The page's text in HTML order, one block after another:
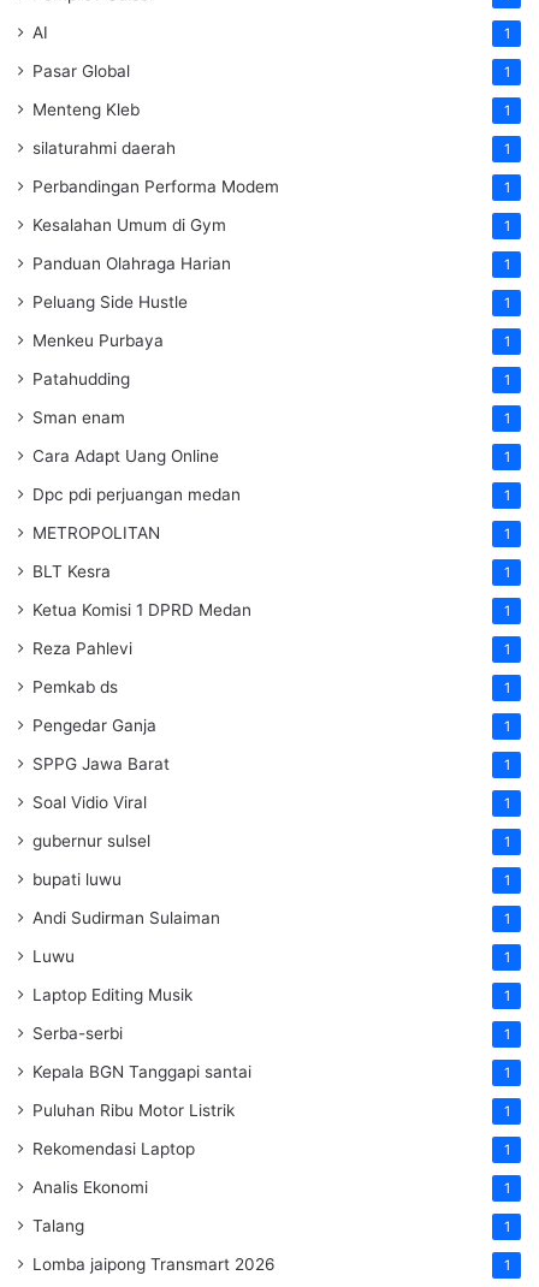
AI 1
Pasar Global 1
Menteng Kleb 1
silaturahmi daerah 1
Perbandingan Performa Modem 1
Kesalahan Umum di Gym 1
Panduan Olahraga Harian 1
Peluang Side Hustle 1
Menkeu Purbaya 1
Patahudding 1
Sman enam 1
Cara Adapt Uang Online 1
Dpc pdi perjuangan medan 1
METROPOLITAN 1
BLT Kesra 1
Ketua Komisi 1 DPRD Medan 1
Reza Pahlevi 1
Pemkab ds 1
Pengedar Ganja 1
SPPG Jawa Barat 1
Soal Vidio Viral 1
gubernur sulsel 1
bupati luwu 1
Andi Sudirman Sulaiman 1
Luwu 1
Laptop Editing Musik 1
Serba-serbi 1
Kepala BGN Tanggapi santai 1
Puluhan Ribu Motor Listrik 1
Rekomendasi Laptop 1
Analis Ekonomi 1
Talang 1
Lomba jaipong Transmart 2026 1